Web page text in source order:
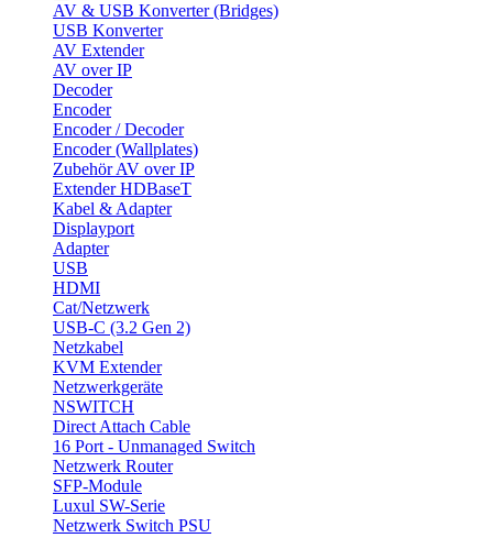
AV & USB Konverter (Bridges)
USB Konverter
AV Extender
AV over IP
Decoder
Encoder
Encoder / Decoder
Encoder (Wallplates)
Zubehör AV over IP
Extender HDBaseT
Kabel & Adapter
Displayport
Adapter
USB
HDMI
Cat/Netzwerk
USB-C (3.2 Gen 2)
Netzkabel
KVM Extender
Netzwerkgeräte
NSWITCH
Direct Attach Cable
16 Port - Unmanaged Switch
Netzwerk Router
SFP-Module
Luxul SW-Serie
Netzwerk Switch PSU